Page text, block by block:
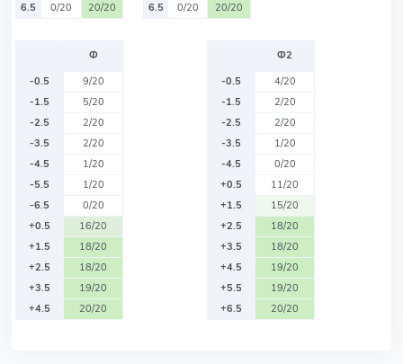
6.5
0/20 20/20
6.5
0/20 20/20
Ф
-0.5
9/20
-1.5
5/20
-2.5
2/20
-3.5
2/20
-4.5
1/20
-5.5
1/20
-6.5
0/20
+0.5
16/20
+1.5
18/20
+2.5
18/20
+3.5
19/20
+4.5
20/20
Ф2
-0.5
4/20
-1.5
2/20
-2.5
2/20
-3.5
1/20
-4.5
0/20
+0.5
11/20
+1.5
15/20
+2.5
18/20
+3.5
18/20
+4.5
19/20
+5.5
19/20
+6.5
20/20